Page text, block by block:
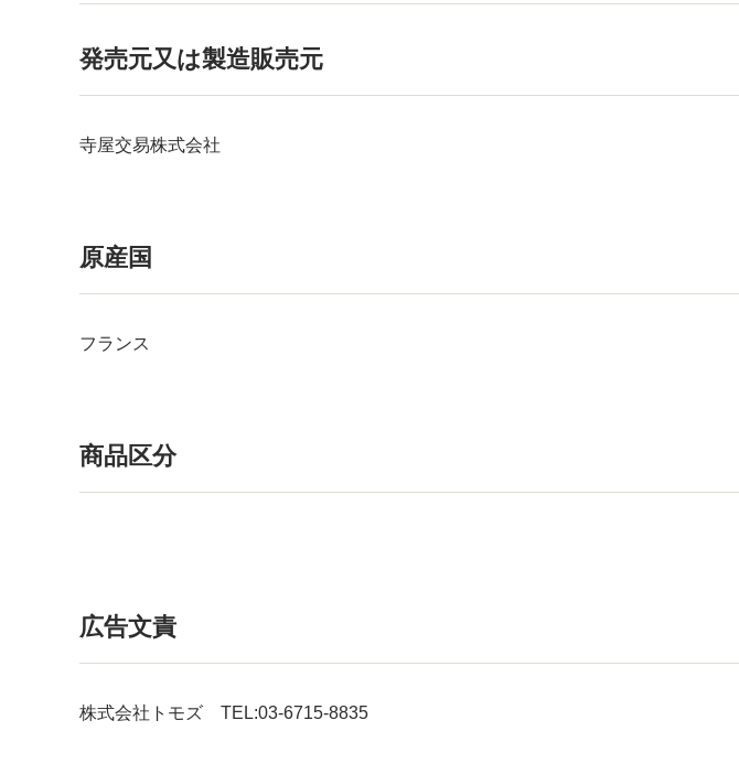
発売元又は製造販売元
寺屋交易株式会社
原産国
フランス
商品区分
広告文責
株式会社トモズ TEL:03-6715-8835